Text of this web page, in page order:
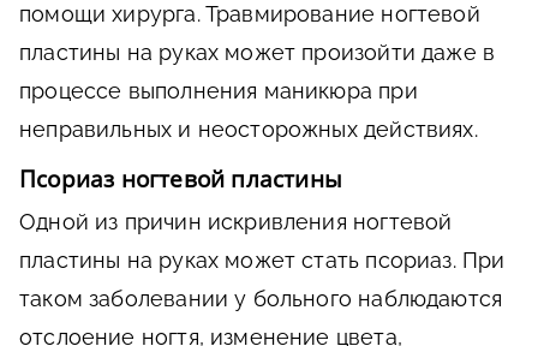
помощи хирурга. Травмирование ногтевой
пластины на руках может произойти даже в
процессе выполнения маникюра при
неправильных и неосторожных действиях.
Псориаз ногтевой пластины
Одной из причин искривления ногтевой
пластины на руках может стать псориаз. При
таком заболевании у больного наблюдаются
отслоение ногтя, изменение цвета,